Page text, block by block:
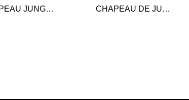
CHAPEAU JUNGLE MOUSTIQUAIRE RIPSTOP - CCE CHAPEAU DE JUNGLE